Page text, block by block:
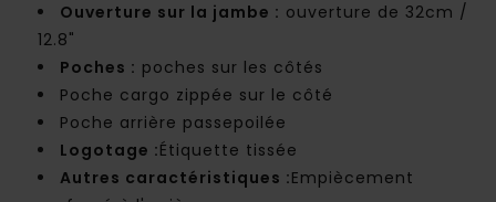
Ouverture sur la jambe : ouverture de 32cm /
12.8"
Poches : poches sur les côtés
Poche cargo zippée sur le côté
Poche arrière passepoilée
Logotage :Étiquette tissée
Autres caractéristiques :Empiècement